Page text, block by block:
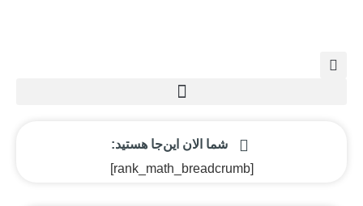
شما الان این‌جا هستید:
[rank_math_breadcrumb]